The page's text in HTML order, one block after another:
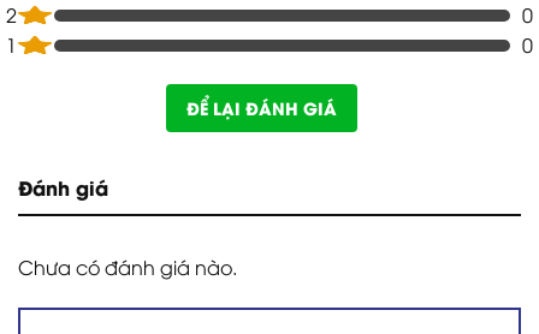
2
0
1
0
ĐỂ LẠI ĐÁNH GIÁ
Đánh giá
Chưa có đánh giá nào.